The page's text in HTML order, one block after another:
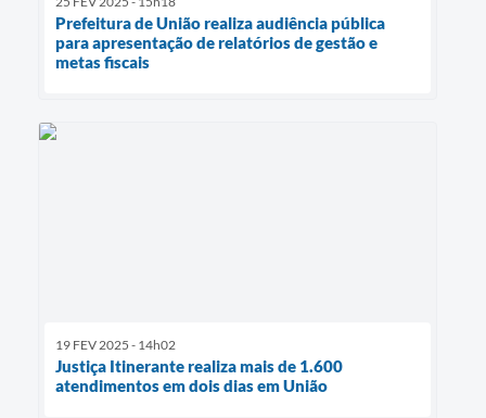
Prefeitura de União realiza audiência pública
para apresentação de relatórios de gestão e
metas fiscais
19 FEV 2025 - 14h02
Justiça Itinerante realiza mais de 1.600
atendimentos em dois dias em União